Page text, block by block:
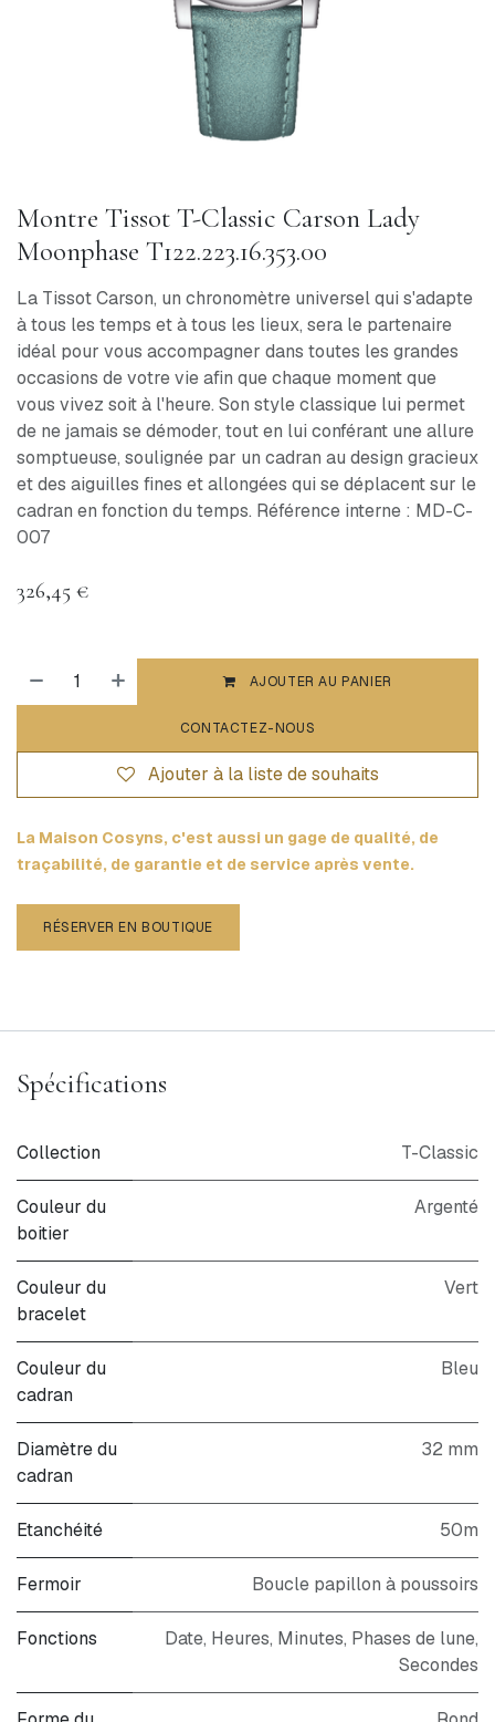
Montre Tissot T-Classic Carson Lady
Moonphase T122.223.16.353.00
La Tissot Carson, un chronomètre universel qui s'adapte
à tous les temps et à tous les lieux, sera le partenaire
idéal pour vous accompagner dans toutes les grandes
occasions de votre vie afin que chaque moment que
vous vivez soit à l'heure. Son style classique lui permet
de ne jamais se démoder, tout en lui conférant une allure
somptueuse, soulignée par un cadran au design gracieux
et des aiguilles fines et allongées qui se déplacent sur le
cadran en fonction du temps. Référence interne : MD-C-
007
326,45 €
AJOUTER AU PANIER
CONTACTEZ-NOUS
Ajouter à la liste de souhaits
La Maison Cosyns, c'est aussi un gage de qualité, de
traçabilité, de garantie et de service après vente.
RÉSERVER EN BOUTIQUE
Spécifications
Collection T-Classic
Couleur du
boitier
Argenté
Couleur du
bracelet
Vert
Couleur du
cadran
Bleu
Diamètre du
cadran
32 mm
Etanchéité 50m
Fermoir Boucle papillon à poussoirs
Fonctions
Date, Heures, Minutes, Phases de lune,
Secondes